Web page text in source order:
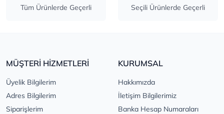
Tüm Ürünlerde Geçerli Seçili Ürünlerde Geçerli
MÜŞTERİ HİZMETLERİ
Üyelik Bilgilerim
Adres Bilgilerim
Siparişlerim
KURUMSAL
Hakkımızda
İletişim Bilgilerimiz
Banka Hesap Numaraları